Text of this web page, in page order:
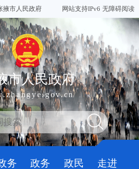
掖市人民政府 网站支持IPv6 无障碍阅读
市人民政府
务
政务
政民
走进